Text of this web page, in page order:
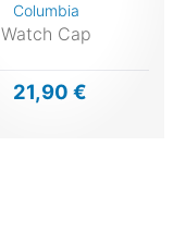
Columbia
Watch Cap
21,90 €